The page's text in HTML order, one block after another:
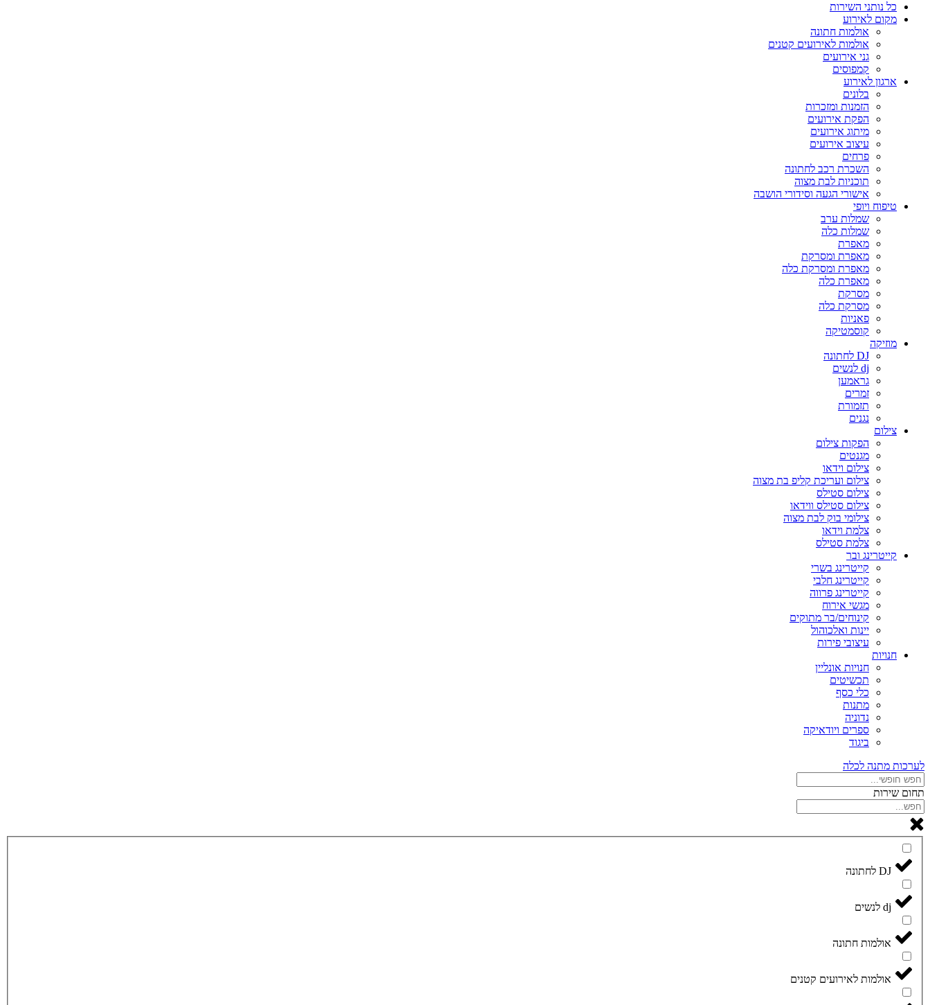
כל נותני השירות
מקום לאירוע
אולמות חתונה
אולמות לאירועים קטנים
גני אירועים
קמפוסים
ארגון לאירוע
בלונים
הזמנות ומזכרות
הפקת אירועים
מיתוג אירועים
עיצוב אירועים
פרחים
השכרת רכב לחתונה
תוכניות לבת מצוה
אישורי הגעה וסידורי הושבה
טיפוח ויופי
שמלות ערב
שמלות כלה
מאפרת
מאפרת ומסרקת
מאפרת ומסרקת כלה
מאפרת כלה
מסרקת
מסרקת כלה
פאניות
קוסמטיקה
מוזיקה
DJ לחתונה
dj לנשים
גראמען
זמרים
תזמורת
נגנים
צילום
הפקות צילום
מגנטים
צילום וידאו
צילום ועריכת קליפ בת מצוה
צילום סטילס
צילום סטילס ווידאו
צילומי בוק לבת מצוה
צלמת וידאו
צלמת סטילס
קייטרינג ובר
קייטרינג בשרי
קייטרינג חלבי
קייטרינג פרווה
מגשי אירוח
קינוחים/בר מתוקים
יינות ואלכוהול
עיצובי פירות
חנויות
חנויות אונליין
תכשיטים
כלי כסף
מתנות
נדוניה
ספרים ויודאיקה
ביגוד
לערכות מתנה לכלה
תחום שירות
DJ לחתונה
dj לנשים
אולמות חתונה
אולמות לאירועים קטנים